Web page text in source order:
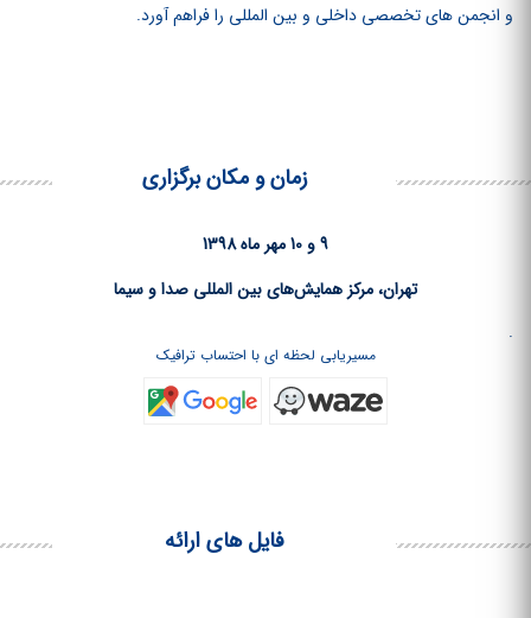
و انجمن‏ های تخصصی داخلی و بین‏ المللی را فراهم آورد.
زمان و مکان برگزاری
9 و 10 مهر ماه 1398
تهران، مرکز همایش‌های بین المللی صدا و سیما
.
مسیریابی لحظه ای با احتساب ترافیک
فایل های ارائه